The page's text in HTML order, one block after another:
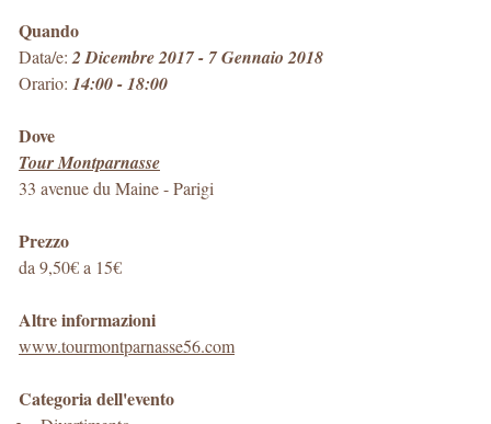
Quando
Data/e: 2 Dicembre 2017 - 7 Gennaio 2018
Orario: 14:00 - 18:00
Dove
Tour Montparnasse
33 avenue du Maine-Parigi
Prezzo
da 9,50€ a 15€
Altre informazioni
www.tourmontparnasse56.com
Categoria dell'evento